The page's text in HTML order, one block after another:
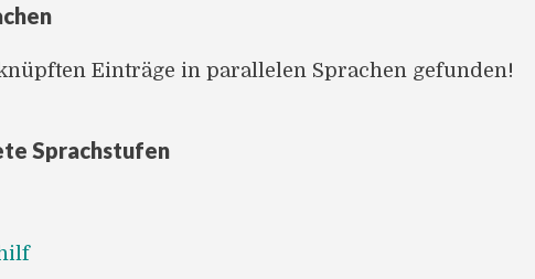
Einträge in parallelen Sprachen gefunden!
Sprachstufen